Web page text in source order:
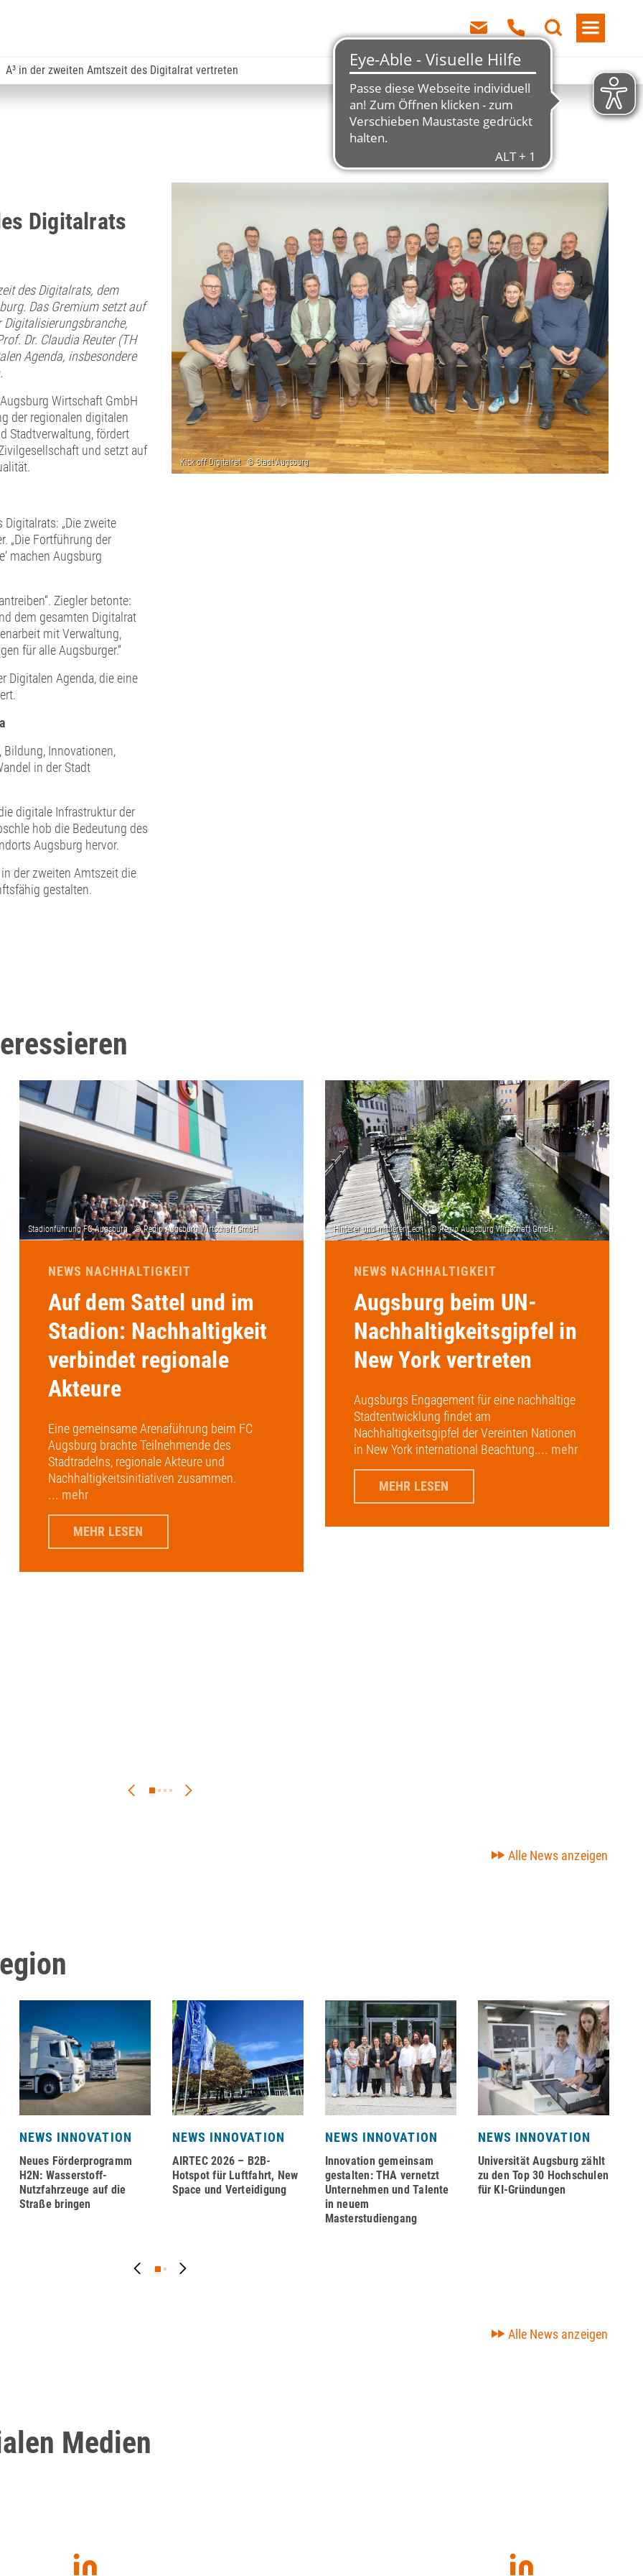
A³ in der zweiten Amtszeit des Digitalrat vertreten
Digitalrats
des Digitalrats, dem
Das Gremium setzt auf
Dr. Claudia Reuter (TH
Agenda, insbesondere
Wirtschaft GmbH
der regionalen digitalen
Stadtverwaltung, fördert
und setzt auf
„Die zweite
„Die Fortführung der
machen Augsburg
Ziegler betonte:
dem gesamten Digitalrat
mit Verwaltung,
für alle Augsburger.“
Digitalen Agenda, die eine
Bildung, Innovationen,
in der Stadt
digitale Infrastruktur der
hob die Bedeutung des
Augsburg hervor.
der zweiten Amtszeit die
gestalten.
NEWS NACHHALTIGKEIT
Auf dem Sattel und im
Stadion: Nachhaltigkeit
verbindet regionale
Akteure
Eine gemeinsame Arenaführung beim FC
Augsburg brachte Teilnehmende des
Stadtradelns, regionale Akteure und
Nachhaltigkeitsinitiativen zusammen.
... mehr
MEHR LESEN
NEWS NACHHALTIGKEIT
Augsburg beim UN-
Nachhaltigkeitsgipfel in
New York vertreten
Augsburgs Engagement für eine nachhaltige
Stadtentwicklung findet am
Nachhaltigkeitsgipfel der Vereinten Nationen
in New York international Beachtung.... mehr
MEHR LESEN
Alle News anzeigen
NEWS INNOVATION
Neues Förderprogramm
H2N: Wasserstoff-
Nutzfahrzeuge auf die
Straße bringen
NEWS INNOVATION
AIRTEC 2026 – B2B-
Hotspot für Luftfahrt, New
Space und Verteidigung
NEWS INNOVATION
Innovation gemeinsam
gestalten: THA vernetzt
Unternehmen und Talente
in neuem
Masterstudiengang
NEWS INNOVATION
Universität Augsburg zählt
zu den Top 30 Hochschulen
für KI-Gründungen
Alle News anzeigen
Medien